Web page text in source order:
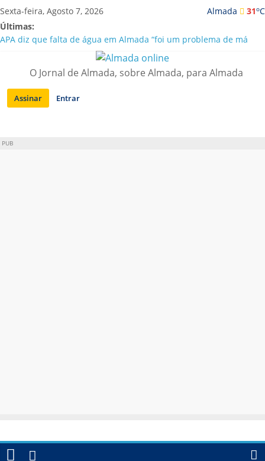
Saltar
para
conteúdo
Almada 31oC
Sexta-feira, Agosto 7, 2026
Últimas:
APA diz que falta de água em Almada “foi um problema de má
Laranjeiro | Cultura pop asiática invade a Casa Amarela
Ponte 25 de Abril celebra 60 anos com programa cultural entre
Lisboa e Almada
Situação de alerta em Almada renovada até final de Agosto
O Jornal de Almada, sobre Almada, para Almada
Assinar Entrar
PUB